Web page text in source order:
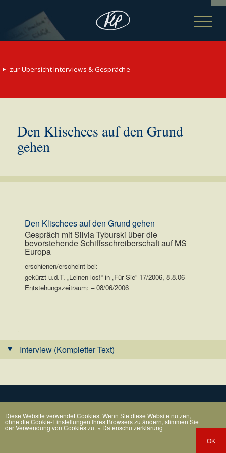
zur Übersicht Interviews & Gespräche
Den Klischees auf den Grund
gehen
Den Klischees auf den Grund gehen
Gespräch mit Silvia Tyburski über die
bevorstehende Schiffsschreiberschaft auf MS
Europa
erschienen/erscheint bei:
gekürzt u.d.T. „Leinen los!“ in „Für Sie“ 17/2006, 8.8.06
Entstehungszeitraum: – 08/06/2006
Interview (Kompletter Text)
Diese Website verwendet Cookies. Wenn Sie diese Website nutzen,
ohne die Cookie-Einstellungen Ihres Browsers zu ändern, stimmen Sie
der Verwendung von Cookies zu. » Datenschutzerklärung
OK